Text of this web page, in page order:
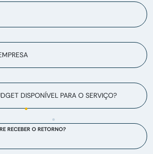
DISPONÍVEL PARA O SERVIÇO?
RECEBER O RETORNO?